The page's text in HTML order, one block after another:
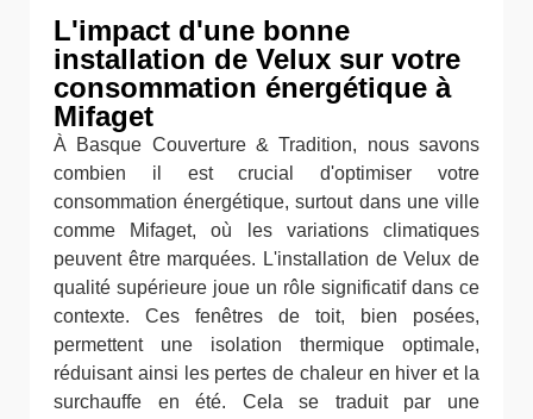
L'impact d'une bonne
installation de Velux sur votre
consommation énergétique à
Mifaget
À Basque Couverture & Tradition, nous savons
combien il est crucial d'optimiser votre
consommation énergétique, surtout dans une ville
comme Mifaget, où les variations climatiques
peuvent être marquées. L'installation de Velux de
qualité supérieure joue un rôle significatif dans ce
contexte. Ces fenêtres de toit, bien posées,
permettent une isolation thermique optimale,
réduisant ainsi les pertes de chaleur en hiver et la
surchauffe en été. Cela se traduit par une